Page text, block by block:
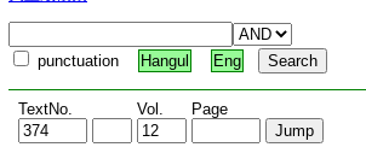
punctuation Hangul Eng
TextNo. Vol. Page